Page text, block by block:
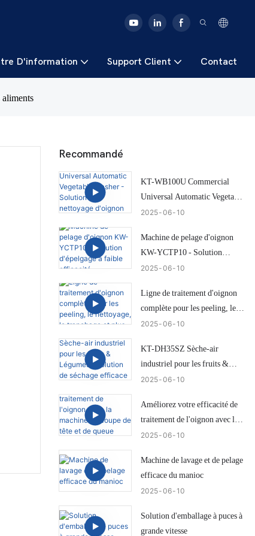
D'information Support Client Contact
Recommandé
KT-WB100U Commercial
Universal Automatic Vegetable
Washer - Solution de nettoyage
2025 06 10
Machine de pelage d'oignon
KW-YCTP10 - Solution
d'épelgage à faible efficacité
2025 06 10
Ligne de traitement d'oignon
complète pour les peeling, le
nettoyage, le tranchage et plus
2025 06 10
KT-DH35SZ Sèche-air
industriel pour les fruits &
Légumes | Solution de séchage
2025 06 10
Améliorez votre efficacité de
traitement de l'oignon avec la
machine de coupe de tête et de
QG500
2025 06 10
Machine de lavage et de pelage
efficace du manioc
2025 06 10
Solution d'emballage à puces à
grande vitesse